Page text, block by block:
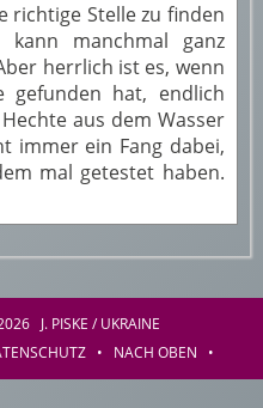
richtige Stelle zu finden
manchmal ganz
herrlich ist es, wenn
gefunden hat, endlich
aus dem Wasser
immer ein Fang dabei,
mal getestet haben.
J. PISKE / UKRAINE
• NACH OBEN •